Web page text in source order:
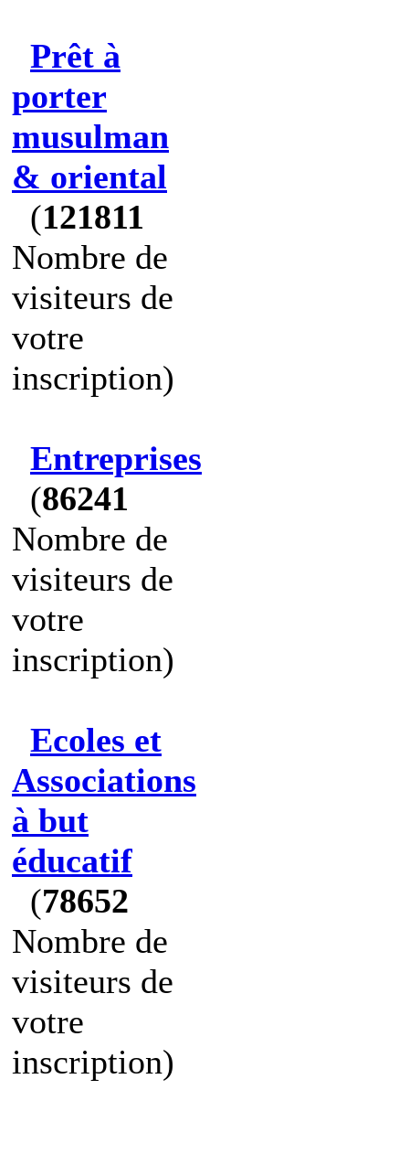
Prêt à
porter
musulman
& oriental
(121811
Nombre de
visiteurs de
votre
inscription)
Entreprises
(86241
Nombre de
visiteurs de
votre
inscription)
Ecoles et
Associations
à but
éducatif
(78652
Nombre de
visiteurs de
votre
inscription)